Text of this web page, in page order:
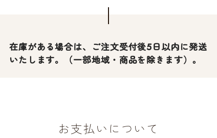
在庫がある場合は、ご注文受付後5日以内に発送
いたします。（一部地域・商品を除きます）。
お支払いについて